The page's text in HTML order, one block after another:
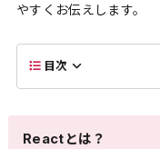
やすくお伝えします。
目次
Reactとは？